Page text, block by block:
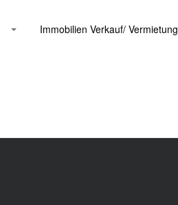
Immobilien Verkauf/ Vermietung